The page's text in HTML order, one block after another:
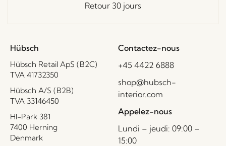
Retour 30 jours
Hübsch
Hübsch Retail ApS (B2C)
TVA 41732350
Hübsch A/S (B2B)
TVA 33146450
HI-Park 381
7400 Herning
Denmark
Contactez-nous
+45 4422 6888
shop@hubsch-
interior.com
Appelez-nous
Lundi – jeudi: 09:00 –
15:00